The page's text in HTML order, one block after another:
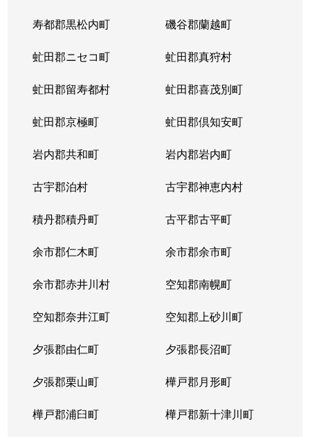
寿都郡黒松内町 磯谷郡蘭越町
虻田郡ニセコ町 虻田郡真狩村
虻田郡留寿都村 虻田郡喜茂別町
虻田郡京極町 虻田郡倶知安町
岩内郡共和町 岩内郡岩内町
古宇郡泊村 古宇郡神恵内村
積丹郡積丹町 古平郡古平町
余市郡仁木町 余市郡余市町
余市郡赤井川村 空知郡南幌町
空知郡奈井江町 空知郡上砂川町
夕張郡由仁町 夕張郡長沼町
夕張郡栗山町 樺戸郡月形町
樺戸郡浦臼町 樺戸郡新十津川町